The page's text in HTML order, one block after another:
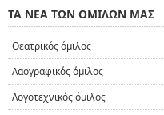
ΤΑ ΝΕΑ ΤΩΝ ΟΜΙΛΩΝ ΜΑΣ
Θεατρικός όμιλος
Λαογραφικός όμιλος
Λογοτεχνικός όμιλος